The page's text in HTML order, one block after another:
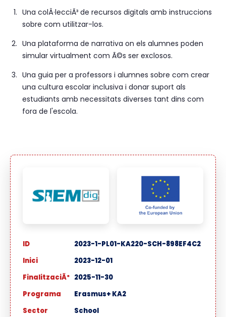
Una colÂ·lecciÃ³ de recursos digitals amb instruccions
sobre com utilitzar-los.
Una plataforma de narrativa on els alumnes poden
simular virtualment com Ã©s ser exclosos.
Una guia per a professors i alumnes sobre com crear
una cultura escolar inclusiva i donar suport als
estudiants amb necessitats diverses tant dins com
fora de l'escola.
ID
2023-1-PL01-KA220-SCH-898EF4C2
Inici
2023-12-01
FinalitzaciÃ³ 2025-11-30
Programa
Erasmus+ KA2
Sector
School